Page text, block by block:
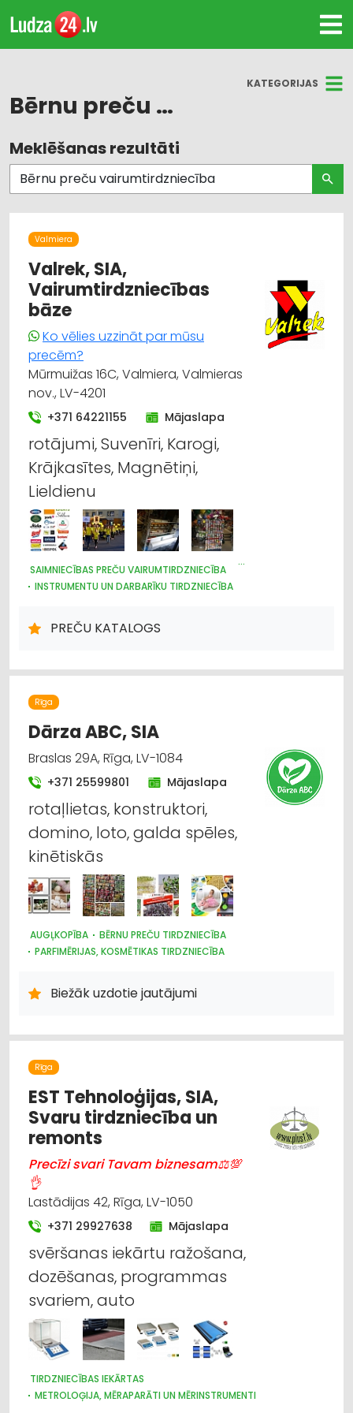
KATEGORIJAS
Bērnu preču vairumtirdzniecība
Visas nozares
Bērnu preču tirdzniecība
apģērbi un apavi; tirdzniecība
Dārza tehnika un inventārs
Higiēnas preces
Internetveikali, e-komercija
Suvenīri, dāvanas
Apavi: tirdzniecība
Apģērbi: rūpnieciskā ražošana, šūšana
Apģērbi: tirdzniecība
Meklēšanas rezultāti
Valmiera
Valrek, SIA,
Vairumtirdzniecības
bāze
Ko vēlies uzzināt par mūsu
precēm?
Mūrmuižas 16C, Valmiera, Valmieras
nov., LV-4201
+371 64221155 Mājaslapa
rotājumi, Suvenīri, Karogi,
Krājkasītes, Magnētiņi,
Lieldienu
SAIMNIECĪBAS PREČU VAIRUMTIRDZNIECĪBA
INSTRUMENTU UN DARBARĪKU TIRDZNIECĪBA
UN APAVI; TIRDZNIECĪBA
PREČU KATALOGS
Rīga
Dārza ABC, SIA
Braslas 29A, Rīga, LV-1084
+371 25599801 Mājaslapa
rotaļlietas, konstruktori,
domino, loto, galda spēles,
kinētiskās
AUGĻKOPĪBA
BĒRNU PREČU TIRDZNIECĪBA
PARFIMĒRIJAS, KOSMĒTIKAS TIRDZNIECĪBA
HIGIĒNAS PRECES
ZOOPRECES, DZĪVNIEKU KOPŠANA UN APRŪPE
HOBIJA PRECES
SĒKLAS UN STĀDI
DĀRZA TEHNIKA UN INVENTĀRS
Biežāk uzdotie jautājumi
Rīga
EST Tehnoloģijas, SIA,
Svaru tirdzniecība un
remonts
Precīzi svari Tavam biznesam⚖💯
👌
Lastādijas 42, Rīga, LV-1050
+371 29927638 Mājaslapa
svēršanas iekārtu ražošana,
dozēšanas, programmas
svariem, auto
TIRDZNIECĪBAS IEKĀRTAS
METROLOĢIJA, MĒRAPARĀTI UN MĒRINSTRUMENTI